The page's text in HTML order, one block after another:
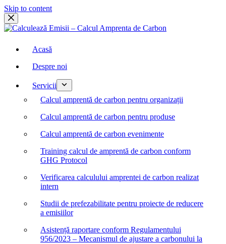
Skip to content
Acasă
Despre noi
Servicii
Calcul amprentă de carbon pentru organizații
Calcul amprentă de carbon pentru produse
Calcul amprentă de carbon evenimente
Training calcul de amprentă de carbon conform
GHG Protocol
Verificarea calculului amprentei de carbon realizat
intern
Studii de prefezabilitate pentru proiecte de reducere
a emisiilor
Asistență raportare conform Regulamentului
956/2023 – Mecanismul de ajustare a carbonului la